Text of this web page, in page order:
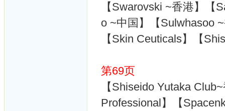
【Swarovski ~香港】【
o ~中国】【Sulwhasoo
【Skin Ceuticals】【
第69页
【Shiseido Yutaka
Professional】【